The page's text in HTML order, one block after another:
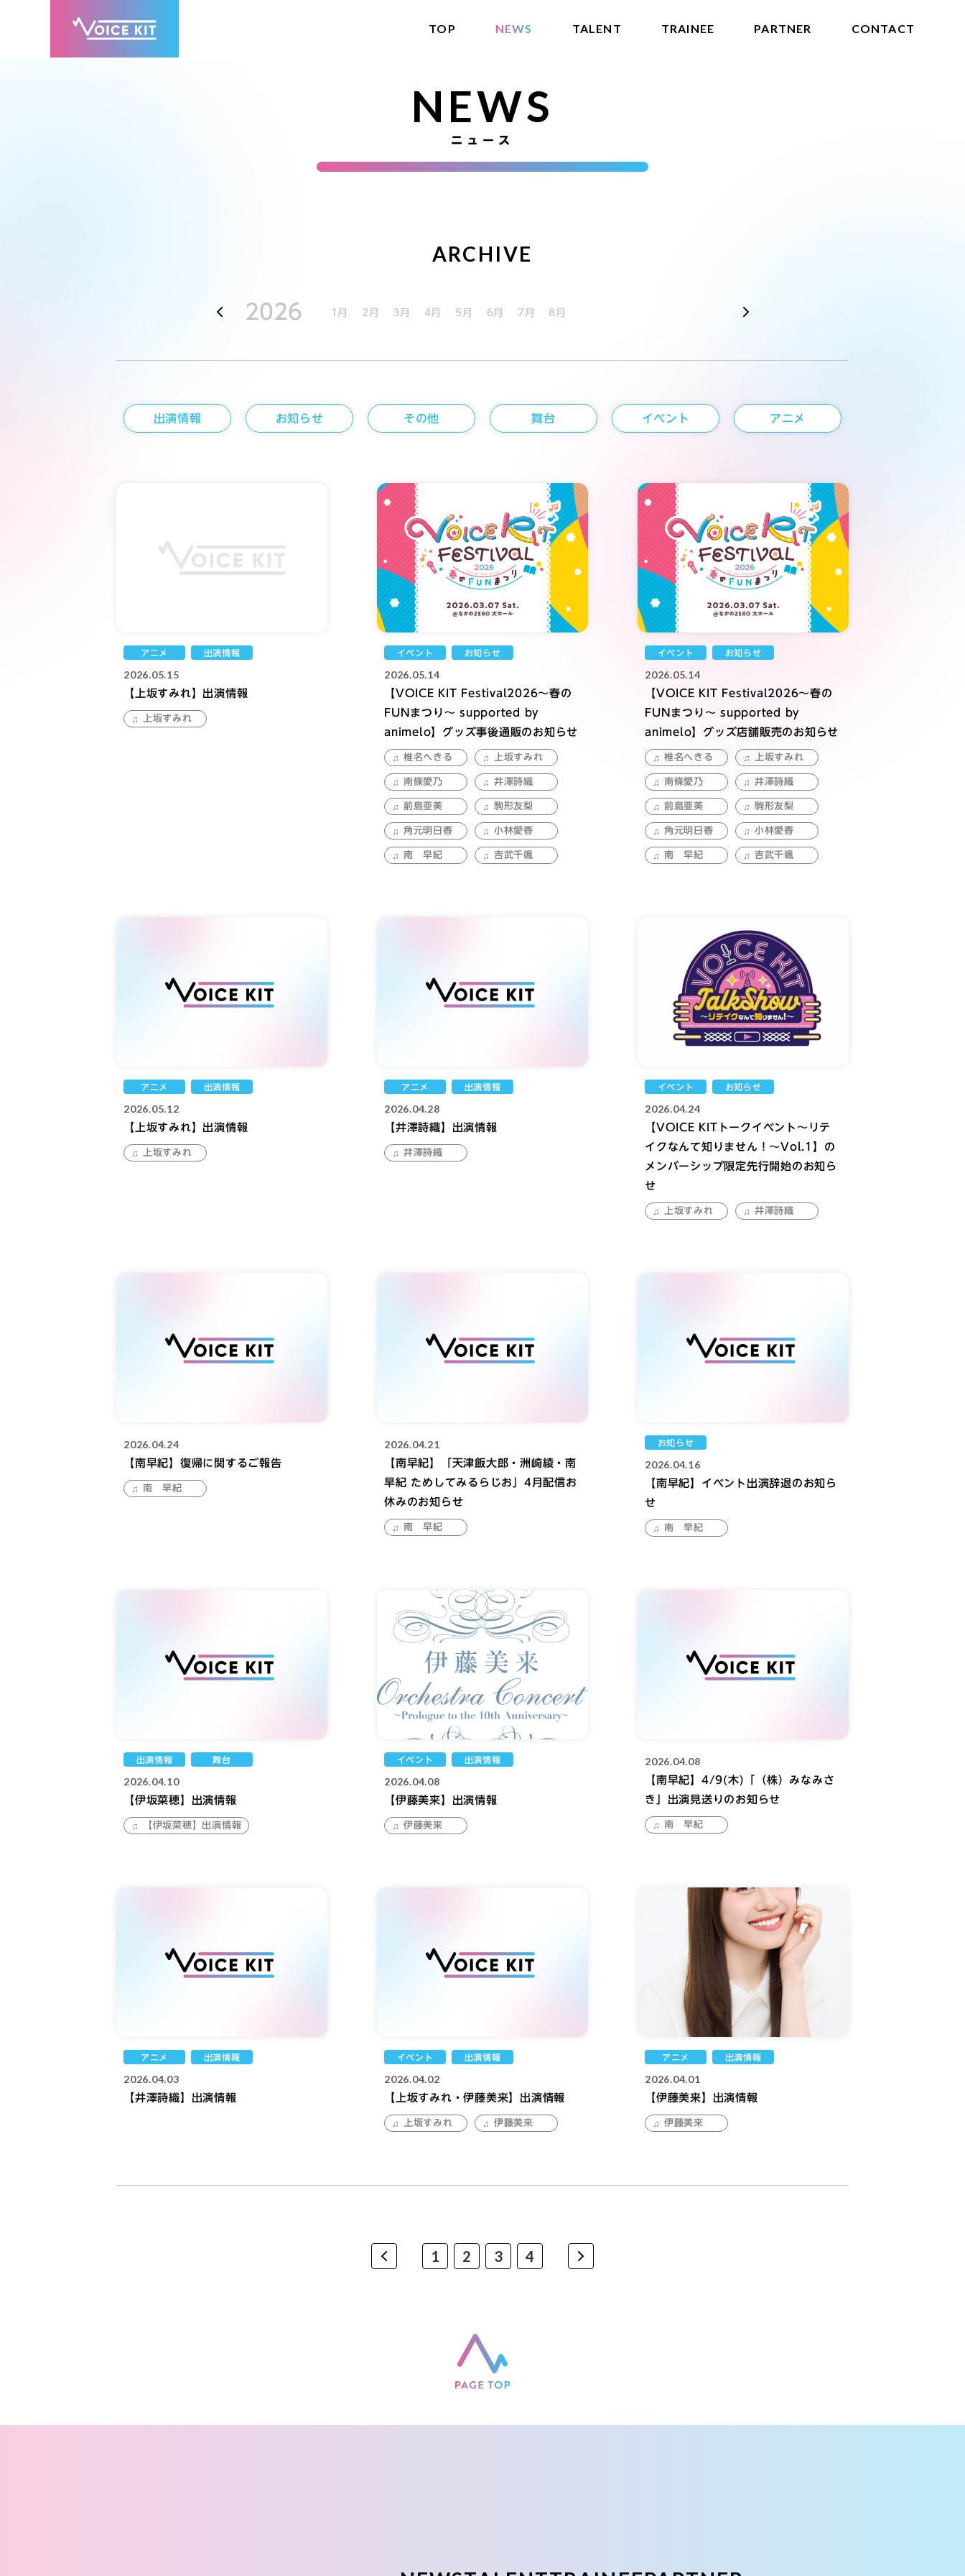
TOP NEWS TALENT TRAINEE PARTNER CONTACT
NEWS
ニュース
ARCHIVE
12月 2026 1月 2月 3月 4月 5月 6月 7月 8月 2021
出演情報 お知らせ その他 舞台 イベント アニメ
アニメ 出演情報
2026.05.15
【上坂すみれ】出演情報
上坂すみれ
イベント お知らせ
2026.05.14
【VOICE KIT Festival2026～春の
FUNまつり～ supported by
animelo】グッズ事後通販のお知らせ
椎名へきる 上坂すみれ
南條愛乃 井澤詩織
前島亜美 駒形友梨
角元明日香 小林愛香
南 早紀 吉武千颯
イベント お知らせ
2026.05.14
【VOICE KIT Festival2026～春の
FUNまつり～ supported by
animelo】グッズ店舗販売のお知らせ
椎名へきる 上坂すみれ
南條愛乃 井澤詩織
前島亜美 駒形友梨
角元明日香 小林愛香
南 早紀 吉武千颯
アニメ 出演情報
2026.05.12
【上坂すみれ】出演情報
上坂すみれ
アニメ 出演情報
2026.04.28
【井澤詩織】出演情報
井澤詩織
イベント お知らせ
2026.04.24
【VOICE KITトークイベント～リテ
イクなんて知りません！～Vol.1】の
メンバーシップ限定先行開始のお知ら
せ
上坂すみれ 井澤詩織
2026.04.24
【南早紀】復帰に関するご報告
南 早紀
2026.04.21
【南早紀】「天津飯大郎・洲崎綾・南
早紀 ためしてみるらじお」4月配信お
休みのお知らせ
南 早紀
お知らせ
2026.04.16
【南早紀】イベント出演辞退のお知ら
せ
南 早紀
出演情報 舞台
2026.04.10
【伊坂菜穂】出演情報
【伊坂菜穂】出演情報
イベント 出演情報
2026.04.08
【伊藤美来】出演情報
伊藤美来
2026.04.08
【南早紀】4/9(木)「（株）みなみさ
き」出演見送りのお知らせ
南 早紀
アニメ 出演情報
2026.04.03
【井澤詩織】出演情報
イベント 出演情報
2026.04.02
【上坂すみれ・伊藤美来】出演情報
上坂すみれ 伊藤美来
アニメ 出演情報
2026.04.01
【伊藤美来】出演情報
伊藤美来
1 2 3 4